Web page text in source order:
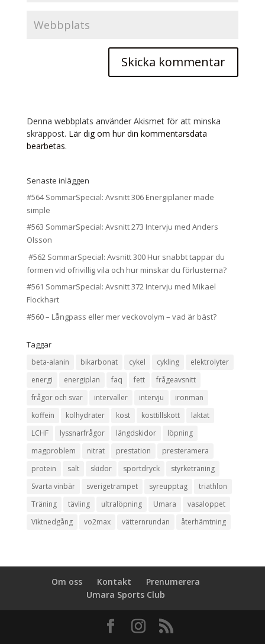
Denna webbplats använder Akismet för att minska
skräppost. Lär dig om hur din kommentarsdata
bearbetas.
Senaste inläggen
#564 SommarSpecial: Avsnitt 306 Energiplaner made
simple
#563 SommarSpecial: Avsnitt 273 Intervju med Anders
Olsson
#562 SommarSpecial: Avsnitt 300 Hur snabbt tappar du
formen vid ofrivillig vila och hur minskar du förlusterna?
#561 SommarSpecial: Avsnitt 372 Intervju med Mikael
Flockhart
#560 – Långpass eller mer veckovolym – vad är bäst?
Taggar
beta-alanin bikarbonat cykel cykling
elektrolyter
energi
energiplan faq fett
frågeavsnitt
frågor och svar
intervaller intervju
ironman
koffein
kolhydrater kost kosttillskott
laktat
LCHF
lyssnarfrågor längdskidor
löpning
magproblem
nitrat prestation
presteramera
protein
salt skidor sportdryck
styrketräning
Svarta vinbär
sverigetrampet syreupptag
triathlon
Träning
tävling ultralöpning Umara
vasaloppet
Viktnedgång
vo2max vätternrundan återhämtning
Om oss Kontakt
Prenumerera
Umara Sports Club